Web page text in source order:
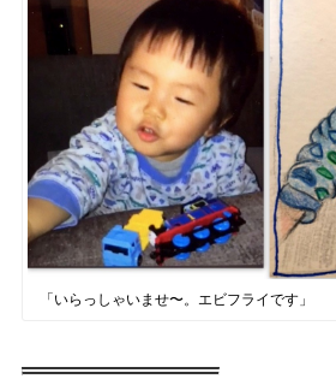
「いらっしゃいませ〜。エビフライです」